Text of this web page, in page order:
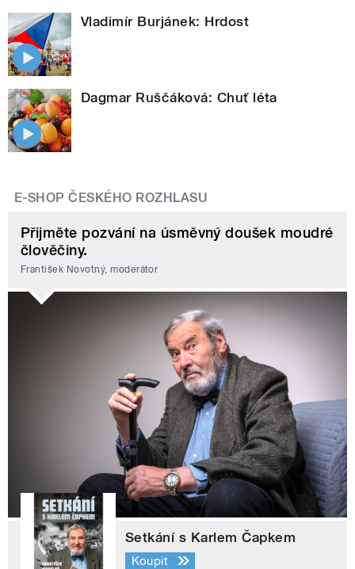
Vladimír Burjánek: Hrdost
Dagmar Ruščáková: Chuť léta
E-SHOP ČESKÉHO ROZHLASU
Přijměte pozvání na úsměvný doušek moudré
člověčiny.
František Novotný, moderátor
Setkání s Karlem Čapkem
Koupit